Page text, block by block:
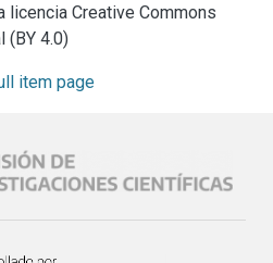
licencia Creative Commons
(BY 4.0)
item page